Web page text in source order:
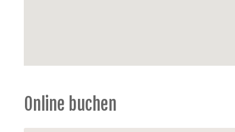
Online buchen